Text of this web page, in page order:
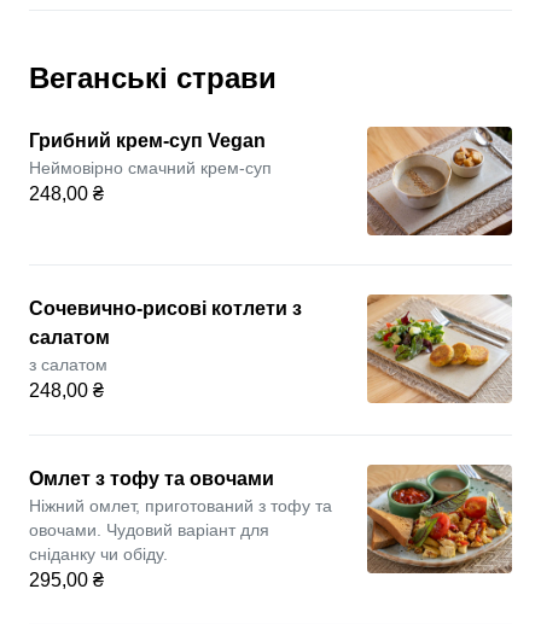
Веганські страви
Грибний крем-суп Vegan
Неймовірно смачний крем-суп
248,00 ₴
Сочевично-рисові котлети з
салатом
з салатом
248,00 ₴
Омлет з тофу та овочами
Ніжний омлет, приготований з тофу та
овочами. Чудовий варіант для
сніданку чи обіду.
295,00 ₴